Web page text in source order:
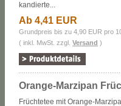
kandierte...
Ab 4,41 EUR
Grundpreis bis zu 4,90 EUR pro
( inkl. MwSt. zzgl.Versand )
Orange-Marzipan
Früchtetee mit Orange-